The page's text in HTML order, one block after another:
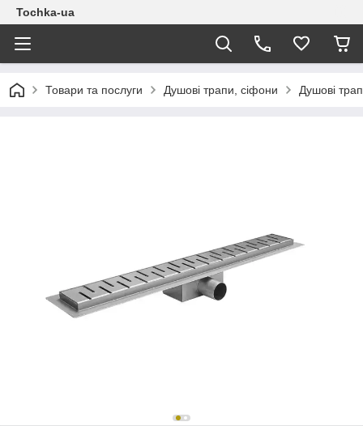
Tochka-ua
Товари та послуги Душові трапи, сіфони Душові